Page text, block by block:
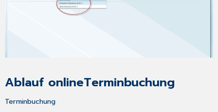
Ablauf onlineTerminbuchung
Terminbuchung